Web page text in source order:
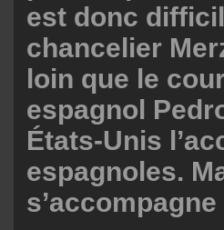
est donc
chancelier
loin que le
espagnol
États-Unis
espagnoles.